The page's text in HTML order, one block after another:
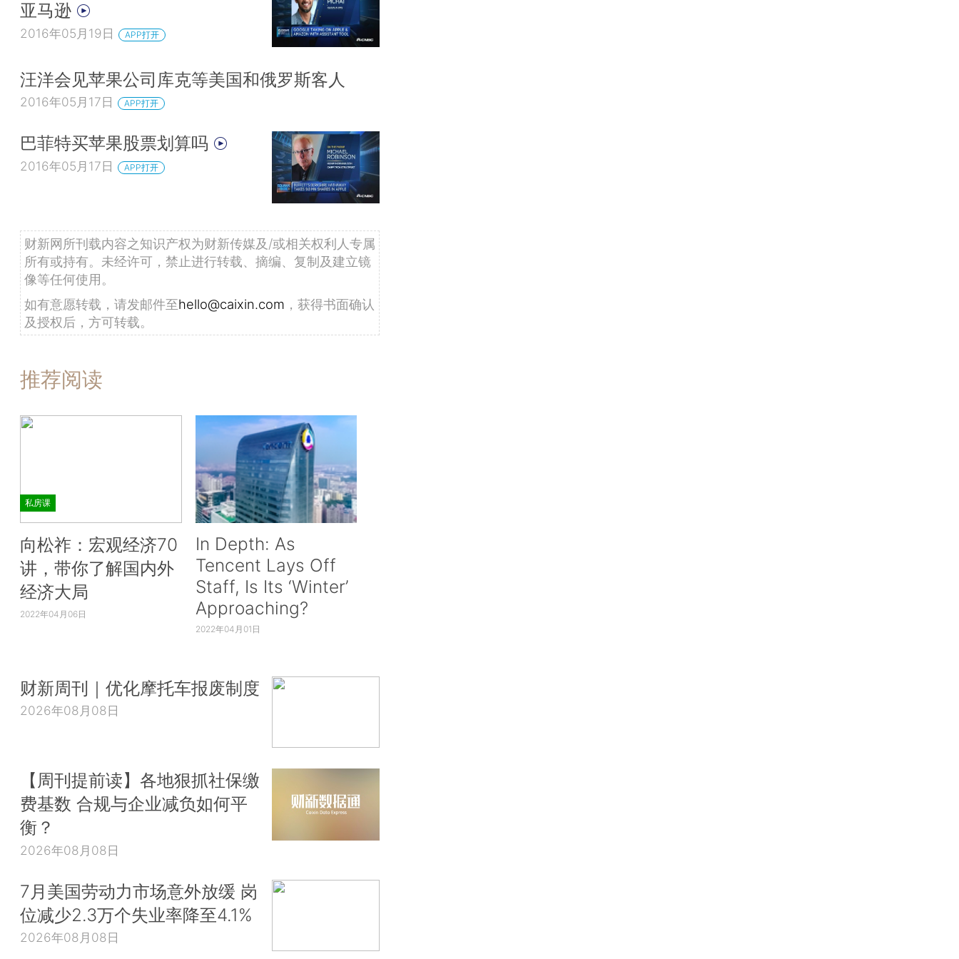
亚马逊
2016年05月19日 APP打开
汪洋会见苹果公司库克等美国和俄罗斯客人
2016年05月17日 APP打开
巴菲特买苹果股票划算吗
2016年05月17日 APP打开
财新网所刊载内容之知识产权为财新传媒及/或相关权利人专属
所有或持有。未经许可，禁止进行转载、摘编、复制及建立镜
像等任何使用。
如有意愿转载，请发邮件至hello@caixin.com ，获得书面确认
及授权后，方可转载。
推荐阅读
私房课
向松祚：宏观经济70
讲，带你了解国内外
经济大局
2022年04月06日
In Depth: As
Tencent Lays Off
Staff, Is Its ‘Winter’
Approaching?
2022年04月01日
财新周刊｜优化摩托车报废制度
2026年08月08日
【周刊提前读】各地狠抓社保缴
费基数 合规与企业减负如何平
衡？
2026年08月08日
7月美国劳动力市场意外放缓 岗
位减少2.3万个失业率降至4.1%
2026年08月08日